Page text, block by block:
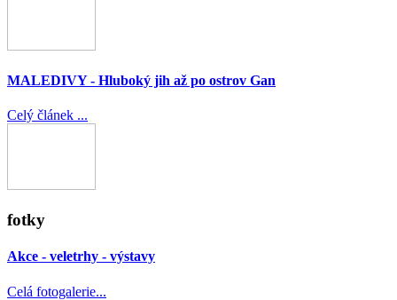
MALEDIVY - Hluboký jih až po ostrov Gan
Celý článek ...
fotky
Akce - veletrhy - výstavy
Celá fotogalerie...